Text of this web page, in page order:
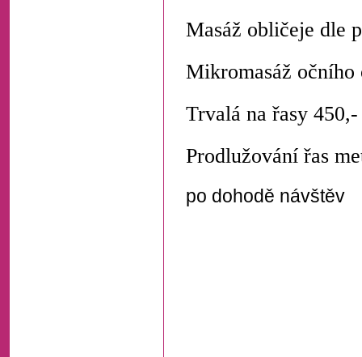
Masáž obličeje dle
Mikromasáž
Trvalá na řasy 450,-
Prodlužování řas
po dohodě návštěv